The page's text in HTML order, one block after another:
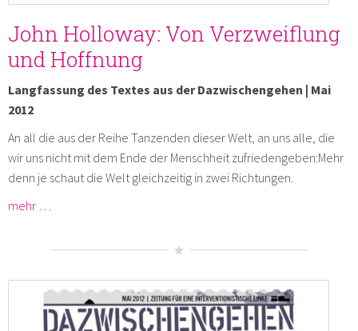
John Holloway: Von Verzweiflung
und Hoffnung
Langfassung des Textes aus der Dazwischengehen | Mai
2012
An all die aus der Reihe Tanzenden dieser Welt, an uns alle, die
wir uns nicht mit dem Ende der Menschheit zufriedengeben:Mehr
denn je schaut die Welt gleichzeitig in zwei Richtungen.
mehr …